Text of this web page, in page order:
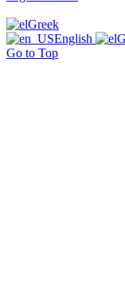
Greek
English
Go to Top